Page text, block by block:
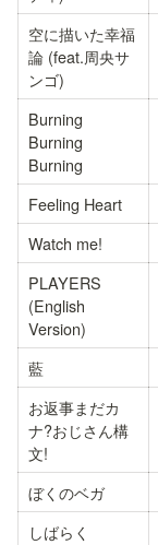
空に描いた幸福
論 (feat.周央サ
ンゴ)
Burning
Burning
Burning
Feeling Heart
Watch me!
PLAYERS
(English
Version)
藍
お返事まだカ
ナ?おじさん構
文!
ぼくのベガ
しばらく